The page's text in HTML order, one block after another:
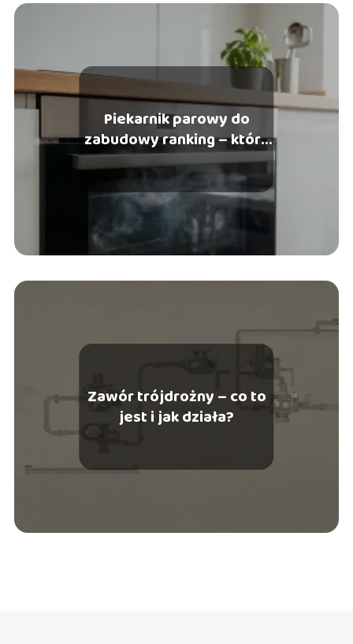
Piekarnik parowy do
zabudowy ranking – który
model wybrać?
Zawór trójdrożny – co to
jest i jak działa?